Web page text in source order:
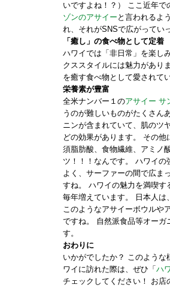
いですよね！？） ここ近年
ゾンのアサイー と言われるよ
れ、それがSNSで広がってい
「癒し」の食べ物として定着
ハワイでは「非日常」を楽し
クススタイルには魅力があり
を癒す食べ物として愛されてい
栄養素が豊富
全米ナンバー１のアサイー サ
うのが難しいものがたくさん
ニンが含まれていて、肌のツ
どの効果があります。 その
須脂肪酸、食物繊維、アミノ
ツ！！！なんです。 ハワイ
よく、サーファーの間で広ま
すね。 ハワイの魅力を満喫
毎年増えています。 日本人は
このようなアサイーボウルや
ですね。 自然派食品等オー
す。
おわりに
いかがでしたか？ このよう
ワイに訪れた際は、ぜひ「 ハ
チェックしてください！ お店